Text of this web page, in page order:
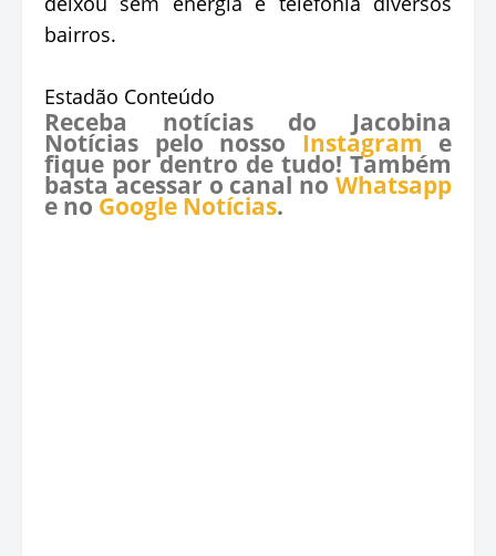
bairros.
Estadão Conteúdo
Receba notícias do Jacobina
Notícias pelo nosso Instagram e
fique por dentro de tudo! Também
basta acessar o canal no Whatsapp
e no Google Notícias.